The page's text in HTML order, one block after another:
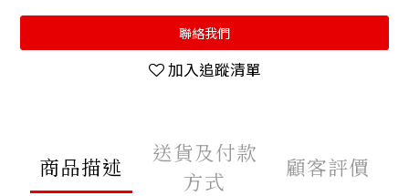
聯絡我們
加入追蹤清單
商品描述
送貨及付款
方式
顧客評價